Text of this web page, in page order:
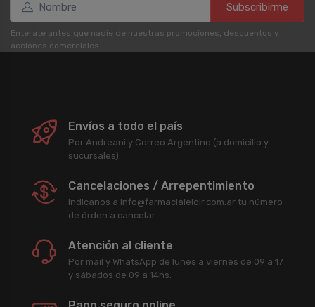
Subscribirme
Enterate antes que nadie de nuestras promociones, descuentos y
acciones comerciales.
Envíos a todo el país
Por Andreani y Correo Argentino (a domicilio y
sucursales).
Cancelaciones / Arrepentimiento
Indicanos a info@farmacialeloir.com.ar tu número
de órden a cancelar.
Atención al cliente
Por mail y WhatsApp de lunes a viernes de 09 a 17
y sábados de 09 a 14hs.